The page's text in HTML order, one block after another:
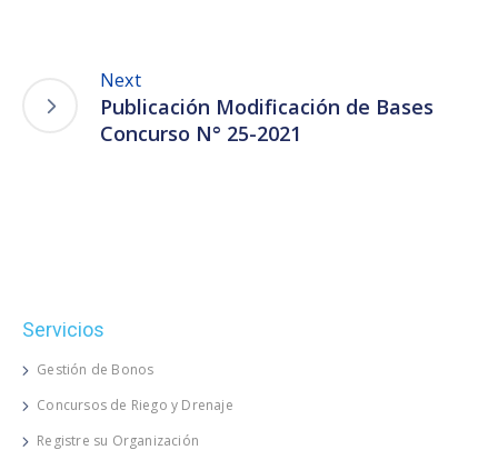
Next
Publicación Modificación de Bases
Concurso N° 25-2021
Servicios
Gestión de Bonos
Concursos de Riego y Drenaje
Registre su Organización